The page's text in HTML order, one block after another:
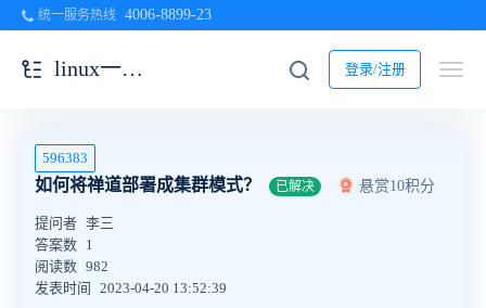
统一服务热线 4006-8899-23
登录/注册
linux一键安装包
596383
如何将禅道部署成集群模式？ 已解决 悬赏10积分
提问者 李三
答案数 1
阅读数 982
发表时间
2023-04-20 13:52:39